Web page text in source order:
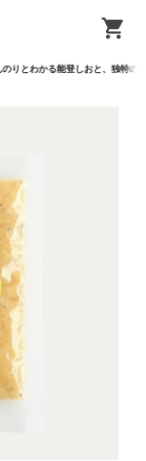
登しおと、独特のカリッと食